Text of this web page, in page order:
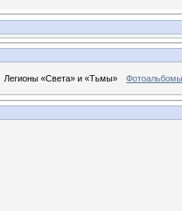
Легионы «Света» и «Тьмы» Фотоальбомы